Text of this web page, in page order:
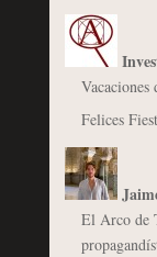
Vacaciones
Felices
El Arco de